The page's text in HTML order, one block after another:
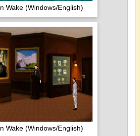
Wake (Windows/English)
Wake (Windows/English)